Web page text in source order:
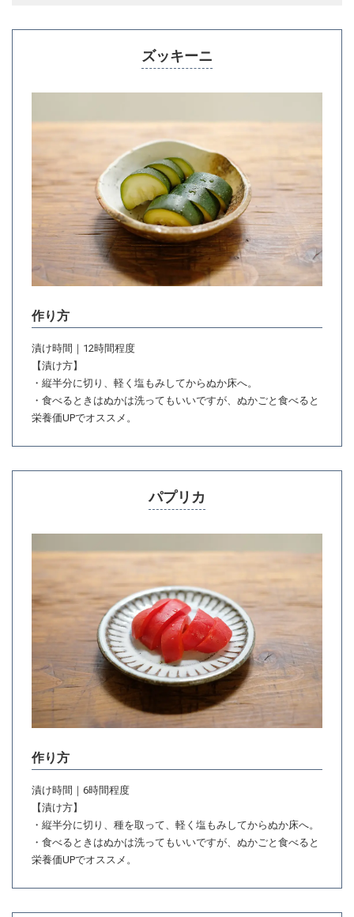
ズッキーニ
作り方
漬け時間｜12時間程度
【漬け方】
・縦半分に切り、軽く塩もみしてからぬか床へ。
・食べるときはぬかは洗ってもいいですが、ぬかごと食べると
栄養価UPでオススメ。
パプリカ
作り方
漬け時間｜6時間程度
【漬け方】
・縦半分に切り、種を取って、軽く塩もみしてからぬか床へ。
・食べるときはぬかは洗ってもいいですが、ぬかごと食べると
栄養価UPでオススメ。